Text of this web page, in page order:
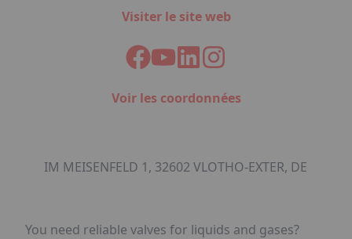
Visiter le site web
Voir les coordonnées
IM MEISENFELD 1, 32602 VLOTHO-EXTER, DE
You need reliable valves for liquids and gases?